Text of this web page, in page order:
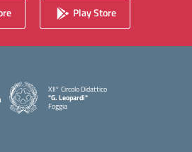
Play Store
XII° Circolo Didattico
"G. Leopardi"
Foggia
— Visita la pagina iniziale della scuola